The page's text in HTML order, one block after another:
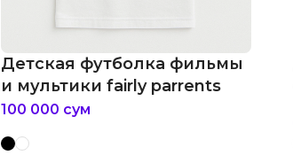
Детская футболка фильмы
и мультики fairly parrents
100 000 сум